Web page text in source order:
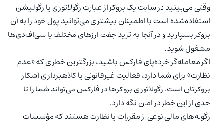
وقتی می‌بینید در سایت یک بروکر از عبارت رگولاتوری یا رگولیشن
استفاده‌شده است با اطمینان بیشتری می‌توانید پول خود را به آن
بروکر بسپارید و در آنجا به ترید جفت ارزهای مختلف یا سی‌اف‌دی‌ها
مشغول شوید.
اگر معامله‌گر خرده‌پای فارکس باشید، بزرگترین خطری که «عدم
نظارت» برای شما دارد، فعالیت غیرقانونی یا کلاهبرداری آشکار
بروکرتان است. رگولاتوری بروکرها در فارکس می‌تواند شما را تا
حدی از این خطر در امان نگه دارد.
رگوله‌های مالی نوعی از مقررات یا نظارت هستند که مؤسسات